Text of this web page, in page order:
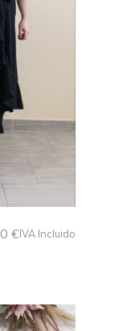
€IVA Incluido